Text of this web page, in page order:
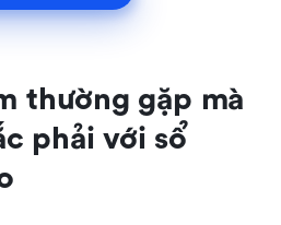
thường gặp mà
phải với sổ